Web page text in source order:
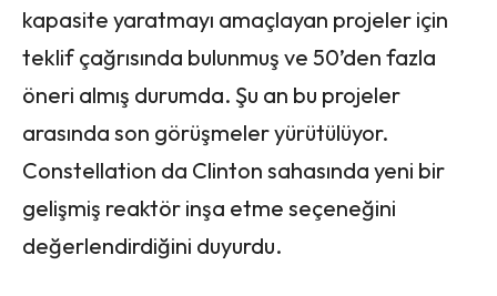
kapasite yaratmayı amaçlayan projeler için
teklif çağrısında bulunmuş ve 50’den fazla
öneri almış durumda. Şu an bu projeler
arasında son görüşmeler yürütülüyor.
Constellation da Clinton sahasında yeni bir
gelişmiş reaktör inşa etme seçeneğini
değerlendirdiğini duyurdu.